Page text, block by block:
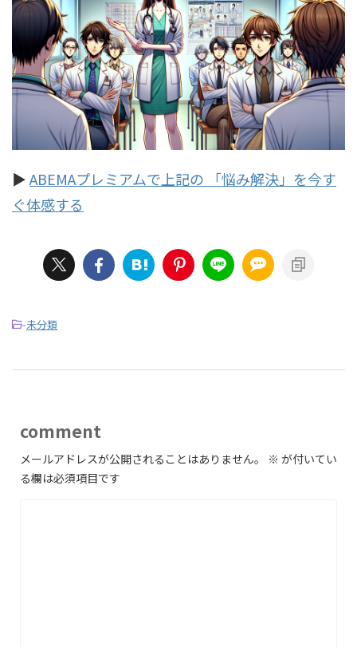
▶︎ABEMAプレミアムで上記の 「悩み解決」を今す
ぐ体感する
-未分類
comment
メールアドレスが公開されることはありません。 ※ が付いてい
る欄は必須項目です